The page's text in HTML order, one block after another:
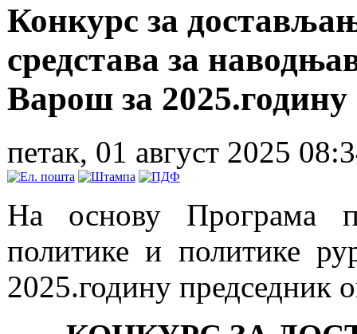
Конкурс за
средстава за
Варош за 2025.годину
петак, 01 август 2025
На основу Програма
политике и политике
2025.годину председник